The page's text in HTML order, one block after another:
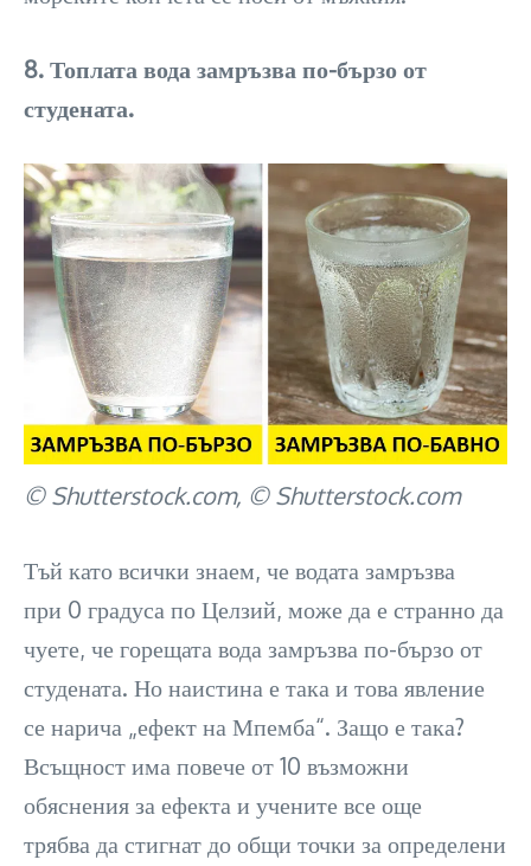
8. Топлата вода замръзва по-бързо от
студената.
© Shutterstock.com, © Shutterstock.com
Тъй като всички знаем, че водата замръзва
при 0 градуса по Целзий, може да е странно да
чуете, че горещата вода замръзва по-бързо от
студената. Но наистина е така и това явление
се нарича „ефект на Мпемба“. Защо е така?
Всъщност има повече от 10 възможни
обяснения за ефекта и учените все още
трябва да стигнат до общи точки за определени